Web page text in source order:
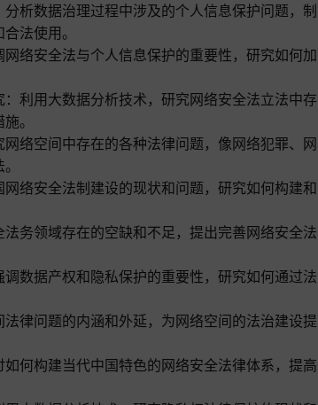
析数据治理过程中涉及的个人信息保护问题，制
法使用。
络安全法与个人信息保护的重要性，研究如何加
利用大数据分析技术，研究网络安全法立法中存
。
络空间中存在的各种法律问题，像网络犯罪、网
络安全法制建设的现状和问题，研究如何构建和
务领域存在的空缺和不足，提出完善网络安全法
数据产权和隐私保护的重要性，研究如何通过法
律问题的内涵和外延，为网络空间的法治建设提
何构建当代中国特色的网络安全法律体系，提高